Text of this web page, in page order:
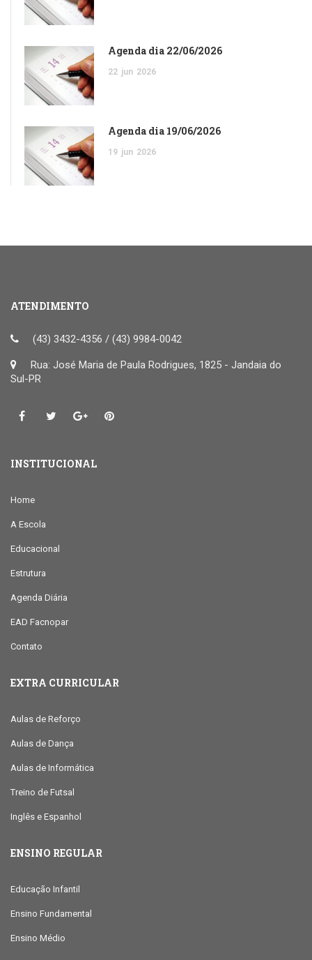
Agenda dia 22/06/2026
22 jun 2026
Agenda dia 19/06/2026
19 jun 2026
ATENDIMENTO
(43) 3432-4356 / (43) 9984-0042
Rua: José Maria de Paula Rodrigues, 1825 - Jandaia do
Sul-PR
INSTITUCIONAL
Home
A Escola
Educacional
Estrutura
Agenda Diária
EAD Facnopar
Contato
EXTRA CURRICULAR
Aulas de Reforço
Aulas de Dança
Aulas de Informática
Treino de Futsal
Inglês e Espanhol
ENSINO REGULAR
Educação Infantil
Ensino Fundamental
Ensino Médio